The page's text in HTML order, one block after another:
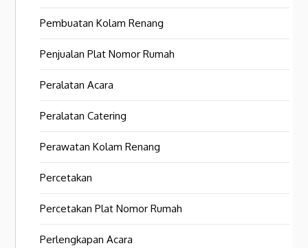
Pembuatan Kolam Renang
Penjualan Plat Nomor Rumah
Peralatan Acara
Peralatan Catering
Perawatan Kolam Renang
Percetakan
Percetakan Plat Nomor Rumah
Perlengkapan Acara